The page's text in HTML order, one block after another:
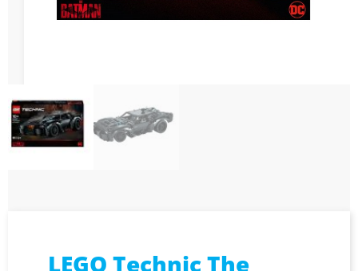
LEGO Technic The